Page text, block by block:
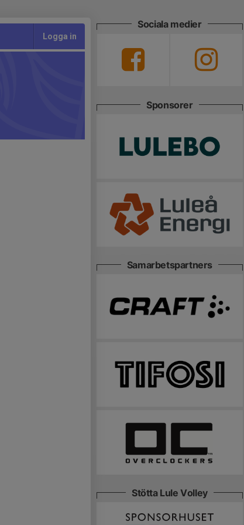
Logga in
Sociala medier
Sponsorer
Samarbetspartners
Stötta Lule Volley